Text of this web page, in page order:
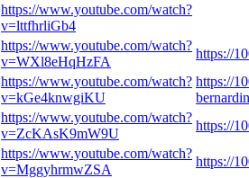
https://www.youtube.com/watch?
v=lttfhrliGb4
https://www.youtube.com/watch?
v=WXl8eHqHzFA
https://
https://www.youtube.com/watch?
v=kGe4knwgiKU
https://
https://www.youtube.com/watch?
v=ZcKAsK9mW9U
https://
https://www.youtube.com/watch?
v=MggyhrmwZSA
https://